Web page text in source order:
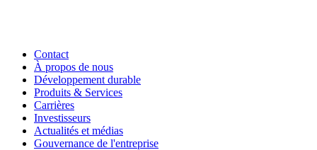
Contact
À propos de nous
Développement durable
Produits & Services
Carrières
Investisseurs
Actualités et médias
Gouvernance de l'entreprise